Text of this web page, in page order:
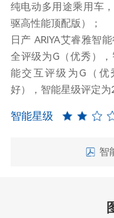
纯电动多用途乘用车
驱高性能顶配版）；
日产 ARIYA艾睿雅智
全评级为G（优秀）
能交互评级为G（优
好），智能星级评定为
智能星级
智